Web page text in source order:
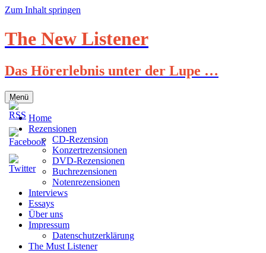
Zum Inhalt springen
The New Listener
Das Hörerlebnis unter der Lupe …
Menü
Home
Rezensionen
CD-Rezension
Konzertrezensionen
DVD-Rezensionen
Buchrezensionen
Notenrezensionen
Interviews
Essays
Über uns
Impressum
Datenschutzerklärung
The Must Listener